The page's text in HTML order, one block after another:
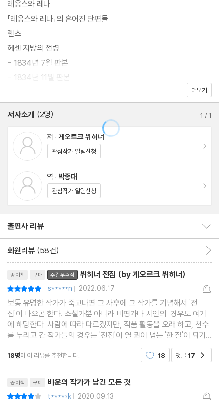
로 사라진 혁명가 당통의 이야기를 다룬 희곡 「당통의 죽음」, 소외된
하층 계급의 인물을 최초로 비극의 주인공으로 내세워 사회의 부조
리를 드러낸 희곡 「보이체크」, 권태로운 삶에 지친 왕자 레옹스가 정
략결혼을 피해 달아나며 벌어지는 엉뚱하고 유쾌한 소동을 다룬 희
극 「레옹스와 레나」, 천재적인 재능을 지녔음에도 사회와 화합하지
못하고 광기 속에서 비운의 삶을 살았던 실존 작가 렌츠의 이야기를
다룬 단편소설 「렌츠」 등 뷔히너의 전작을 이 책 한 권에 수록했다.
뿐만 아니라 당대의 전제 정치에 맞선 저항 운동에도 적극적이었던
뷔히너의 탁월한 정치적 격문 「헤센 지방의 전령」, 자연 과학에도 특
출한 능력을 보였던 그의 과학자로서의 면모를 보여 주는 강연록
「뇌신경에 관한 시범 강연」도 함께 수록하여, 뷔히너의 다양한 모습
을 독자들이 그려 볼 수 있도록 했다.
의, 부조리와 소외 등 현대 연극의 주요한 특징들을 선구적으로 보여
준 작품들로 평가된다. 그의 이름을 기리기 위해 제정된 [게오르크
뷔히너상]은 현재 독일어권에서 가장 권위 있는 문학상으로 꼽힌다.
이 책을 번역한 전문 번역가 박종대 씨는 대부분 희곡들로 구성된 뷔
히너의 작품들을 공연에도 적합한 생생하게 읽히는 우리말로 세심
하게 옮겼다. 번역 원본으로는 독일 dtv 출판사의 『게오르크 뷔히
너: 작품과 편지들Georg Buchner: Werke und Briefe』(엮은이:
카를 푀른바허Karl Pornbacher, 게르하르트 샤우프Gerhard Sc
haub, 한스요아힘 짐Hans-Joachim Simm, 에다 치클러Edda Z
iegler)을 사용했다. 현재로서는 가장 권위 있는 판본 중의 하나다.
레옹스와 레나
「레옹스와 레나」의 흩어진 단편들
렌츠
헤센 지방의 전령
- 1834년 7월 판본
- 1834년 11월 판본
역자 해설: 천재, 그 빛남과 안타까움
게오르크 뷔히너 연보
더보기
저자소개 (2명) 1 /1
저 : 게오르크 뷔히너
관심작가 알림신청
역 : 박종대
관심작가 알림신청
출판사 리뷰
회원리뷰 (58건)
종이책 구매 주간우수작 뷔히너 전집 (by 게오르크 뷔히너)
| s*****n | 2022.06.17
보통 유명한 작가가 죽고나면 그 사후에 그 작가를 기념해서 '전
집'이 나오곤 한다. 소설가뿐 아니라 비평가나 시인의 경우도 여기
에 해당한다. 사람에 따라 다르겠지만, 작품 활동을 오래 하고, 천수
를 누리고 간 작가들의 경우는 '전집'이 열 권이 넘는 '한 질'이 되기
리가 된다. 채 400쪽이 안 되는 이 책 한 권
18명이 이 리뷰를 추천합니다. 18 댓글 17
종이책 구매 비운의 작가가 남긴 모든 것
| t*****k | 2020.09.13